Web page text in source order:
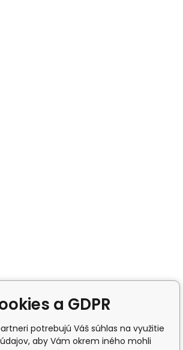
a GDPR
potrebujú Váš súhlas na využitie
aby Vám okrem iného mohli